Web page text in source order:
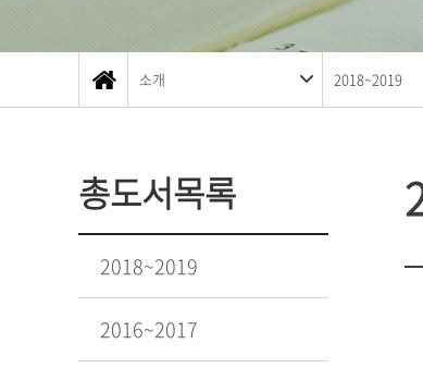
소개 2018~2019
총도서목록
2018~2019
2016~2017